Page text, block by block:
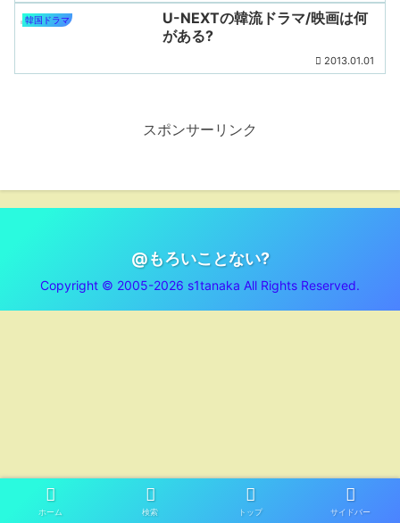
韓国ドラマ
U-NEXTの韓流ドラマ/映画は何
がある?
2013.01.01
スポンサーリンク
@もろいことない?
Copyright © 2005-2026 s1tanaka All Rights Reserved.
ホーム 検索 トップ サイドバー